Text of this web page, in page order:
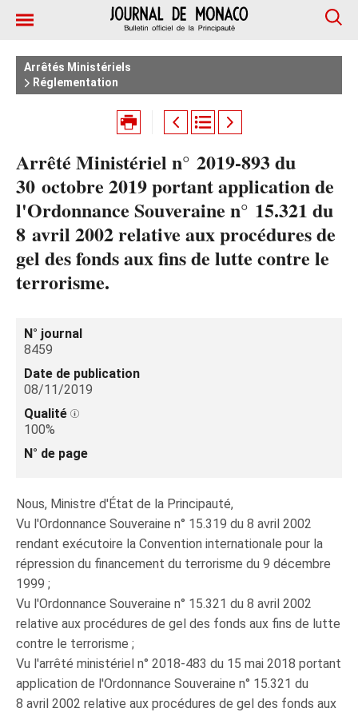
Arrêtés Ministériels
Réglementation
Arrêté Ministériel n° 2019-893 du
30 octobre 2019 portant application de
l'Ordonnance Souveraine n° 15.321 du
8 avril 2002 relative aux procédures de
gel des fonds aux fins de lutte contre le
terrorisme.
N° journal
8459
Date de publication
08/11/2019
Qualité
100%
N° de page
Nous, Ministre d'État de la Principauté,
Vu l'Ordonnance Souveraine n° 15.319 du 8 avril 2002
rendant exécutoire la Convention internationale pour la
répression du financement du terrorisme du 9 décembre
1999 ;
Vu l'Ordonnance Souveraine n° 15.321 du 8 avril 2002
relative aux procédures de gel des fonds aux fins de lutte
contre le terrorisme ;
Vu l'arrêté ministériel n° 2018-483 du 15 mai 2018 portant
application de l'Ordonnance Souveraine n° 15.321 du
8 avril 2002 relative aux procédures de gel des fonds aux